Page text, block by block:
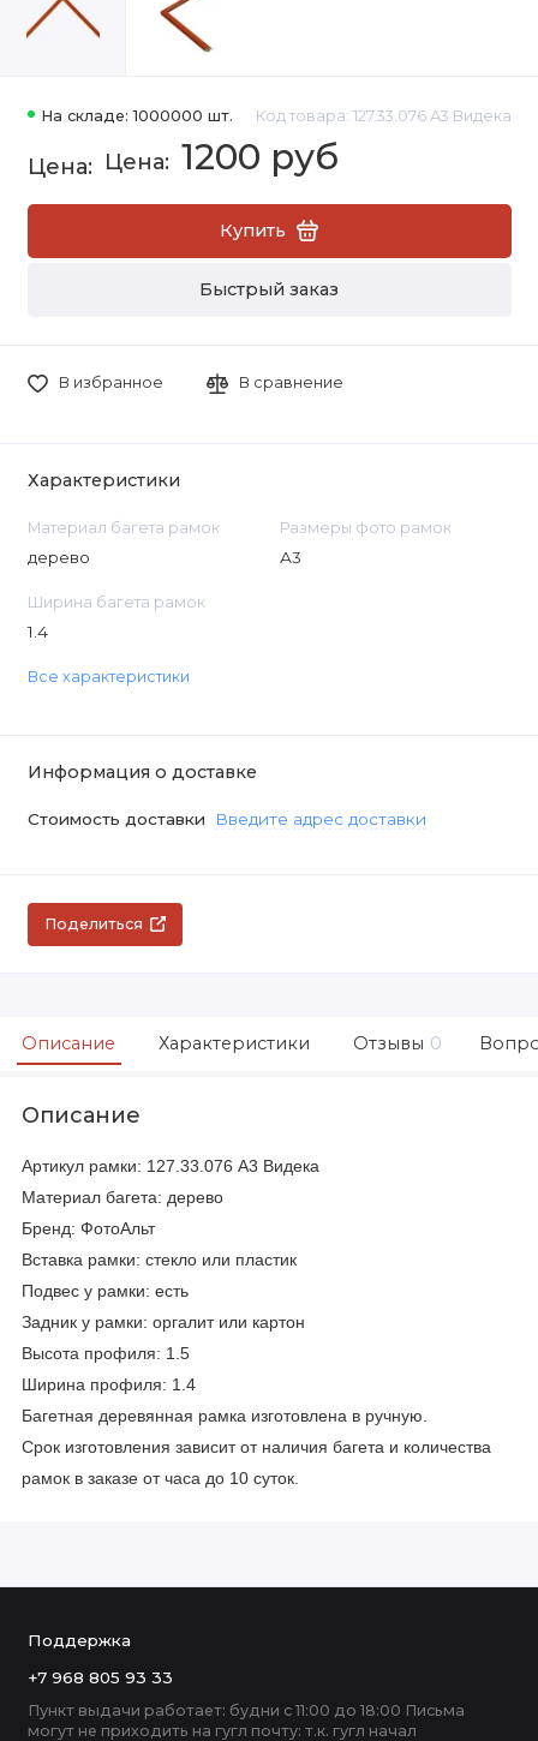
На складе: 1000000 шт. Код товара: 127.33.076 А3 Видека
1200 руб
Купить
Быстрый заказ
В избранное В сравнение
Характеристики
Материал багета рамок
дерево
Размеры фото рамок
А3
Ширина багета рамок
1.4
Все характеристики
Информация о доставке
Стоимость доставки Введите адрес доставки
Поделиться
Описание Характеристики Отзывы 0
Описание
Артикул рамки: 127.33.076 А3 Видека
Материал багета: дерево
Бренд: ФотоАльт
Вставка рамки: стекло или пластик
Подвес у рамки: есть
Задник у рамки: оргалит или картон
Высота профиля: 1.5
Ширина профиля: 1.4
Багетная деревянная рамка изготовлена в ручную.
Срок изготовления зависит от наличия багета и количества
рамок в заказе от часа до 10 суток.
Поддержка
+7 968 805 93 33
Пункт выдачи работает: будни с 11:00 до 18:00 Письма
могут не приходить на гугл почту: т.к. гугл начал